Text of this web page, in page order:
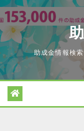
Skip
to
content
助成金情報検